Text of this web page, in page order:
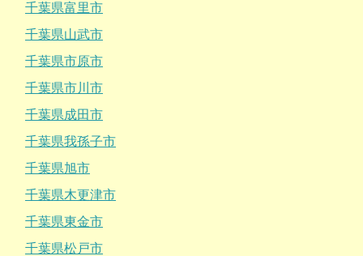
千葉県富里市
千葉県山武市
千葉県市原市
千葉県市川市
千葉県成田市
千葉県我孫子市
千葉県旭市
千葉県木更津市
千葉県東金市
千葉県松戸市